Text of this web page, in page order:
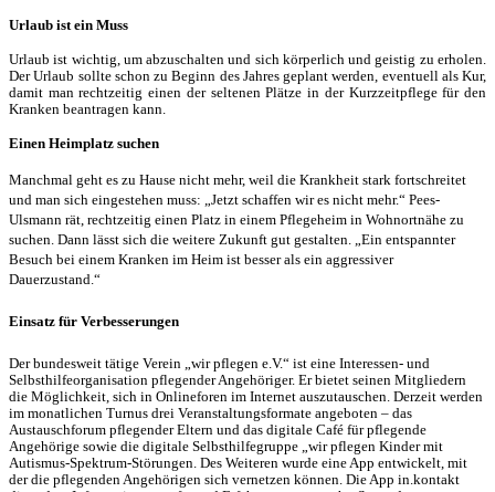
Urlaub ist ein Muss
Urlaub ist wichtig, um abzuschalten und sich körperlich und geistig zu erholen.
Der Urlaub sollte schon zu Beginn des Jahres geplant werden, eventuell als Kur,
damit man rechtzeitig einen der seltenen Plätze in der Kurzzeitpflege für den
Kranken beantragen kann.
Einen Heimplatz suchen
Manchmal geht es zu Hause nicht mehr, weil die Krankheit stark fortschreitet
und man sich eingestehen muss: „Jetzt schaffen wir es nicht mehr.“ Pees-
Ulsmann rät, rechtzeitig einen Platz in einem Pflegeheim in Wohnortnähe zu
suchen. Dann lässt sich die weitere Zukunft gut gestalten. „Ein entspannter
Besuch bei einem Kranken im Heim ist besser als ein aggressiver
Dauerzustand.“
Einsatz für Verbesserungen
Der bundesweit tätige Verein „wir pflegen e.V.“ ist eine Interessen- und
Selbsthilfeorganisation pflegender Angehöriger. Er bietet seinen Mitgliedern
die Möglichkeit, sich in Onlineforen im Internet auszutauschen. Derzeit werden
im monatlichen Turnus drei Veranstaltungsformate angeboten – das
Austauschforum pflegender Eltern und das digitale Café für pflegende
Angehörige sowie die digitale Selbsthilfegruppe „wir pflegen Kinder mit
Autismus-Spektrum-Störungen. Des Weiteren wurde eine App entwickelt, mit
der die pflegenden Angehörigen sich vernetzen können. Die App in.kontakt